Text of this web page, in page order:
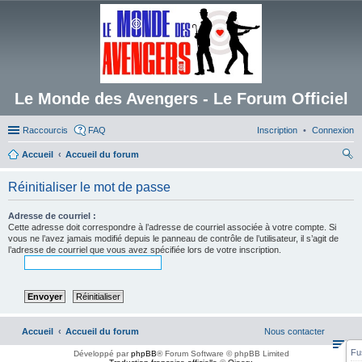
Le Monde des Avengers - Le Forum Officiel
Raccourcis FAQ Connexion
Inscription
Accueil
Accueil du forum
Réinitialiser le mot de passe
Adresse de courriel :
Cette adresse doit correspondre à l’adresse de courriel associée à votre compte. Si
vous ne l’avez jamais modifié depuis le panneau de contrôle de l’utilisateur, il s’agit de
l’adresse de courriel que vous avez spécifiée lors de votre inscription.
Accueil Accueil du forum Nous contacter
Développé parphpBB® Forum Software © phpBB Limited